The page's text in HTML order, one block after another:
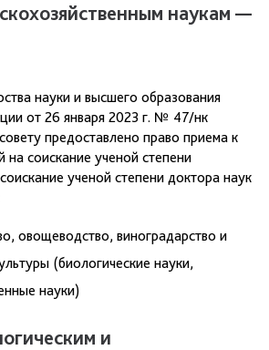
наукам —
науки и высшего образования
от 26 января 2023 г. № 47/нк
предоставлено право приема к
на соискание ученой степени
ученой степени доктора наук
овощеводство, виноградарство и
(биологические науки,
науки)
и